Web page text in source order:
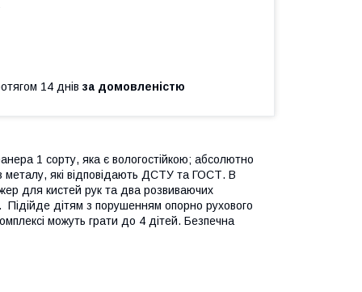
14 днів за домовленістю
1 сорту, яка є вологостійкою; абсолютно
металу, які відповідають ДСТУ та ГОСТ. В
для кистей рук та два розвиваючих
Підійде дітям з порушенням опорно рухового
можуть грати до 4 дітей. Безпечна